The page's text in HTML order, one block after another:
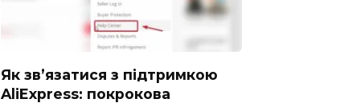
Як зв’язатися з підтримкою
AliExpress: покрокова